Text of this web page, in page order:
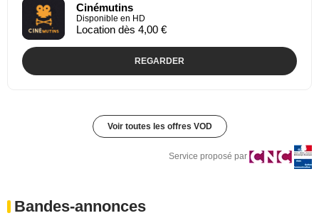
Cinémutins
Disponible en HD
Location dès 4,00 €
REGARDER
Voir toutes les offres VOD
Service proposé par
Bandes-annonces